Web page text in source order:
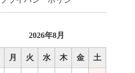
2026年8月
月 火 水 木 金 土